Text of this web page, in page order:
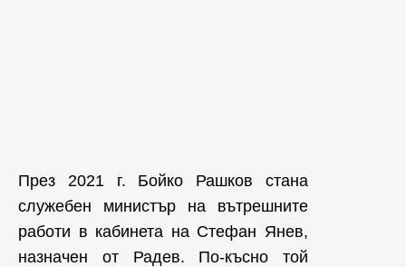
През 2021 г. Бойко Рашков стана
служебен министър на вътрешните
работи в кабинета на Стефан Янев,
назначен от Радев. По-късно той